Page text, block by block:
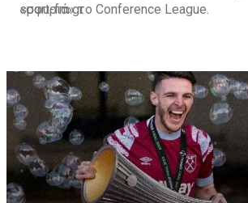
«σφυριά» το Conference League.
sport-fm.gr